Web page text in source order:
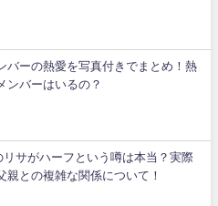
バーの熱愛を写真付きでまとめ！熱
ンバーはいるの？
リサがハーフという噂は本当？実際
親との複雑な関係について！